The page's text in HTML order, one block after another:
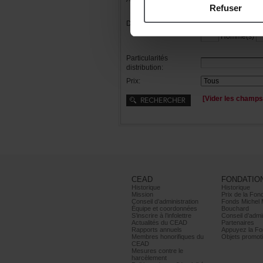
Refuser
Distribution: Femme(s)
Homme(s)
Particularités
distribution:
Prix:
CEAD
Historique
Mission
Conseild’administration
Équipeetcoordonnées
S’inscrireàl’infolettre
ActualitésduCEAD
Rapportsannuels
Membreshonorifiquesdu
CEAD
Mesurescontrele
harcèlement
Historique
Bouchard
Partenaires